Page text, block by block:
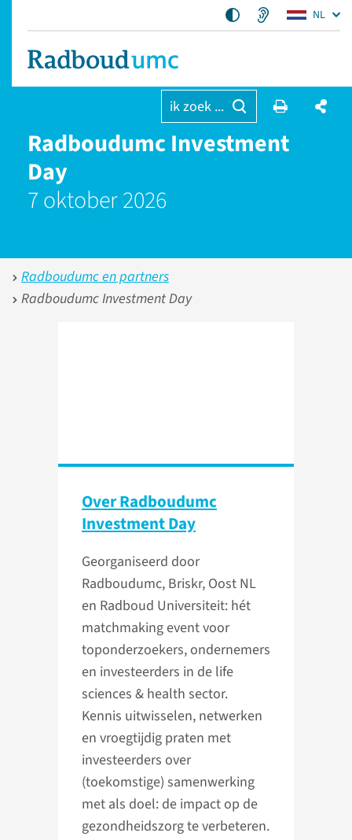
NL
ik zoek ...
Radboudumc Investment
Day
7 oktober 2026
Radboudumc en partners
Radboudumc Investment Day
Over Radboudumc
Investment Day
Georganiseerd door
Radboudumc, Briskr, Oost NL
en Radboud Universiteit: hét
matchmaking event voor
toponderzoekers, ondernemers
en investeerders in de life
sciences & health sector.
Kennis uitwisselen, netwerken
en vroegtijdig praten met
investeerders over
(toekomstige) samenwerking
met als doel: de impact op de
gezondheidszorg te verbeteren.